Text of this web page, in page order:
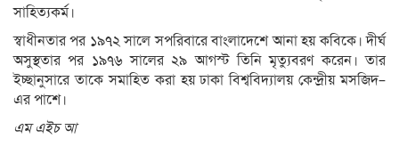
সাহিত্যকর্ম।
স্বাধীনতার পর ১৯৭২ সালে সপরিবারে বাংলাদেশে আনা হয় কবিকে। দীর্ঘ
অসুস্থতার পর ১৯৭৬ সালের ২৯ আগস্ট তিনি মৃত্যুবরণ করেন। তার
ইচ্ছানুসারে তাকে সমাহিত করা হয় ঢাকা বিশ্ববিদ্যালয় কেন্দ্রীয় মসজিদ–
এর পাশে।
এম এইচ আ